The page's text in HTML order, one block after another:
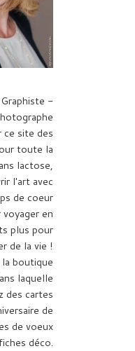
-
ce site des
toute la
lactose,
l'art avec
de coeur
en
plus pour
de la vie !
boutique
laquelle
des cartes
de
de voeux
déco.